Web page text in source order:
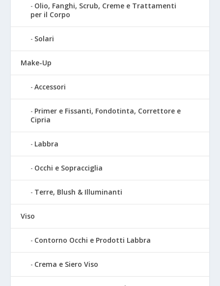
Olio, Fanghi, Scrub, Creme e Trattamenti
per il Corpo
Solari
Make-Up
Accessori
Primer e Fissanti, Fondotinta, Correttore e
Cipria
Labbra
Occhi e Sopracciglia
Terre, Blush & Illuminanti
Viso
Contorno Occhi e Prodotti Labbra
Crema e Siero Viso